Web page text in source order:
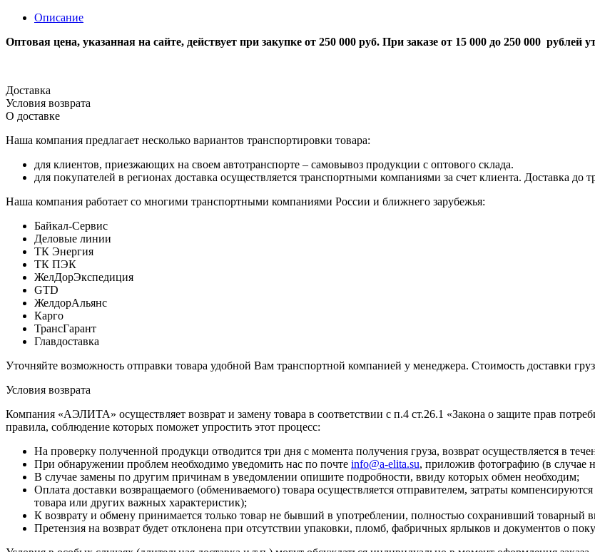
Описание
Оптовая цена, указанная на сайте, действует при закупке от 250 000 руб. При заказе от 15 000 до 250 000 рублей
Доставка
Условия возврата
О доставке
Наша компания предлагает несколько вариантов транспортировки товара:
для клиентов, приезжающих на своем автотранспорте – самовывоз продукции с оптового склада.
для покупателей в регионах доставка осуществляется транспортными компаниями за счет клиента.
Наша компания работает со многими транспортными компаниями России и ближнего зарубежья:
Байкал-Сервис
Деловые линии
ТК Энергия
ТК ПЭК
ЖелДорЭкспедиция
GTD
ЖелдорАльянс
Карго
ТрансГарант
Главдоставка
Уточняйте возможность отправки товара удобной Вам транспортной компанией у менеджера. Стоимость доставки
Условия возврата
Компания «АЭЛИТА» осуществляет возврат и замену товара в соответствии с п.4 ст.26.1 «Закона о защите прав
правила, соблюдение которых поможет упростить этот процесс:
На проверку полученной продукци отводится три дня с момента получения груза, возврат осуществляется в
При обнаружении проблем необходимо уведомить нас по почте info@a-elita.su, приложив фотографию (в случае
В случае замены по другим причинам в уведомлении опишите подробности, ввиду которых обмен необходим;
Оплата доставки возвращаемого (обмениваемого) товара осуществляется отправителем, затраты
товара или других важных характеристик);
К возврату и обмену принимается только товар не бывший в употреблении, полностью сохранивший товарный
Претензия на возврат будет отклонена при отсутствии упаковки, пломб, фабричных ярлыков и документов о